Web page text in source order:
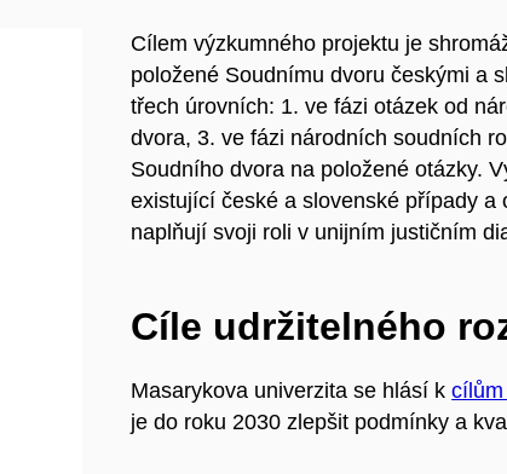
Cílem výzkumného projektu je
položené Soudnímu dvoru českými a
třech úrovních: 1. ve fázi otázek od
dvora, 3. ve fázi národních soudních
Soudního dvora na položené otázky.
existující české a slovenské případy
naplňují svoji roli v unijním justičním
Cíle udržitelného
Masarykova univerzita se hlásí k
je do roku 2030 zlepšit podmínky a